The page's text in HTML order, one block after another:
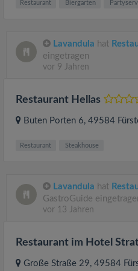
Restaurant Biergarten
Lavandula hat
eingetragen
vor 9 Jahren
Restaurant Hellas
Buten Porten 6, 49584
Restaurant Steakhouse
Lavandula hat
GastroGuide
vor 13 Jahren
Restaurant im Hotel
Große Straße 29, 49584